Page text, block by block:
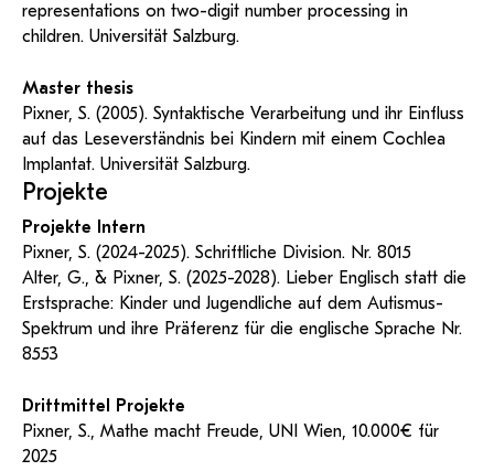
representations on two-digit number processing in
children. Universität Salzburg.
Master thesis
Pixner, S. (2005). Syntaktische Verarbeitung und ihr Einfluss
auf das Leseverständnis bei Kindern mit einem Cochlea
Implantat. Universität Salzburg.
Projekte
Projekte Intern
Pixner, S. (2024-2025). Schriftliche Division. Nr. 8015
Alter, G., & Pixner, S. (2025-2028). Lieber Englisch statt die
Erstsprache: Kinder und Jugendliche auf dem Autismus-
Spektrum und ihre Präferenz für die englische Sprache Nr.
8553
Drittmittel Projekte
Pixner, S., Mathe macht Freude, UNI Wien, 10.000€ für
2025